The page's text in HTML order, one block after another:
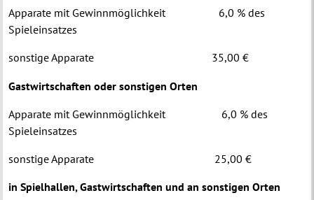
Apparate mit Gewinnmöglichkeit
6,0 % des
Spieleinsatzes
sonstige Apparate 35,00 €
Gastwirtschaften oder sonstigen Orten
Apparate mit Gewinnmöglichkeit
6,0 % des
Spieleinsatzes
sonstige Apparate 25,00 €
in Spielhallen, Gastwirtschaften und an sonstigen Orten